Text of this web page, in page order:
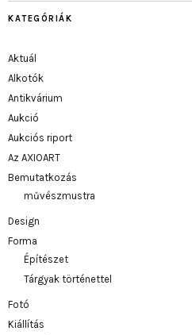
KATEGÓRIÁK
Aktuál
Alkotók
Antikvárium
Aukció
Aukciós riport
Az AXIOART
Bemutatkozás
művészmustra
Design
Forma
Építészet
Tárgyak történettel
Fotó
Kiállítás